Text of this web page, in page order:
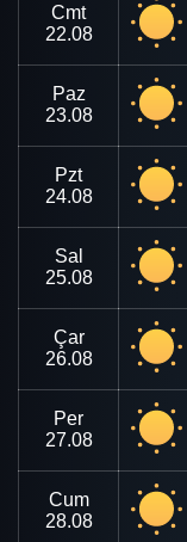
Cmt
22.08
Paz
23.08
Pzt
24.08
Sal
25.08
Çar
26.08
Per
27.08
Cum
28.08